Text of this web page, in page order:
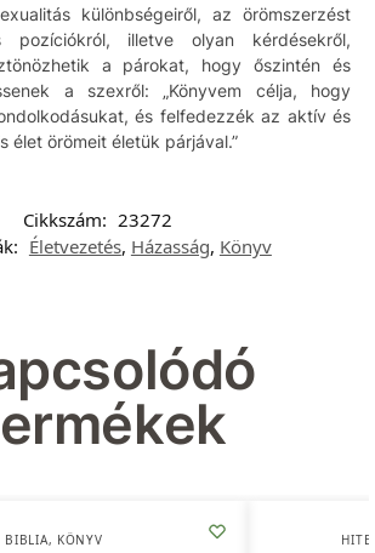
különbségeiről, az örömszerzést
pozíciókról, illetve olyan kérdésekről,
a párokat, hogy őszintén és
a szexről: „Könyvem célja, hogy
és felfedezzék az aktív és
élet örömeit életük párjával.”
Cikkszám: 23272
Életvezetés, Házasság, Könyv
BIBLIA, KÖNYV